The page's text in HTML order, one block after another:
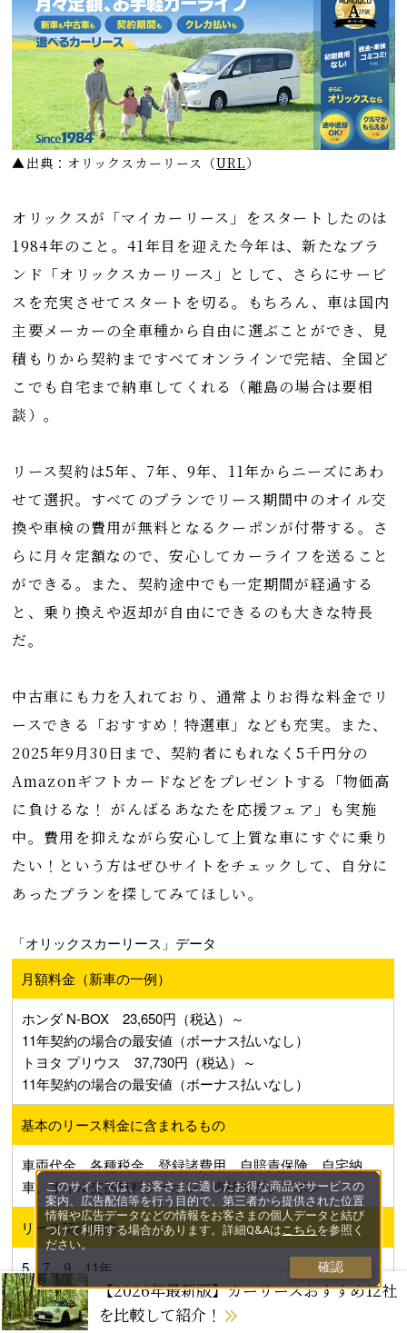
【2026年最新版】カーリースおすすめ12社
を比較して紹介！
▲出典：オリックスカーリース （URL）
オリックスが「マイカーリース」をスタートしたのは
1984年のこと。41年目を迎えた今年は、新たなブラ
ンド「オリックスカーリース」として、さらにサービ
スを充実させてスタートを切る。もちろん、車は国内
主要メーカーの全車種から自由に選ぶことができ、見
積もりから契約まですべてオンラインで完結、全国ど
こでも自宅まで納車してくれる（離島の場合は要相
談）。
リース契約は5年、7年、9年、11年からニーズにあわ
せて選択。すべてのプランでリース期間中のオイル交
換や車検の費用が無料となるクーポンが付帯する。さ
らに月々定額なので、安心してカーライフを送ること
ができる。また、契約途中でも一定期間が経過する
と、乗り換えや返却が自由にできるのも大きな特長
だ。
中古車にも力を入れており、通常よりお得な料金でリ
ースできる「おすすめ！特選車」なども充実。また、
2025年9月30日まで、契約者にもれなく5千円分の
Amazonギフトカードなどをプレゼントする「物価高
に負けるな！ がんばるあなたを応援フェア」も実施
中。費用を抑えながら安心して上質な車にすぐに乗り
たい！という方はぜひサイトをチェックして、自分に
あったプランを探してみてほしい。
「オリックスカーリース」データ
月額料金（新車の一例）
ホンダ N-BOX 23,650円（税込）～
11年契約の場合の最安値（ボーナス払いなし）
トヨタ プリウス 37,730円（税込）～
11年契約の場合の最安値（ボーナス払いなし）
基本のリース料金に含まれるもの
車両代金、各種税金、登録諸費用、自賠責保険、自宅納
車、オイル交換無料クーポン、車検無料クーポン
リース契約期間
5、7、9、11年
走行距離上限
このサイトでは、お客さまに適したお得な商品やサービスの
案内、広告配信等を行う目的で、第三者から提供された位置
情報や広告データなどの情報をお客さまの個人データと結び
つけて利用する場合があります。詳細Q&Aはこちら を参照く
ださい。
確認